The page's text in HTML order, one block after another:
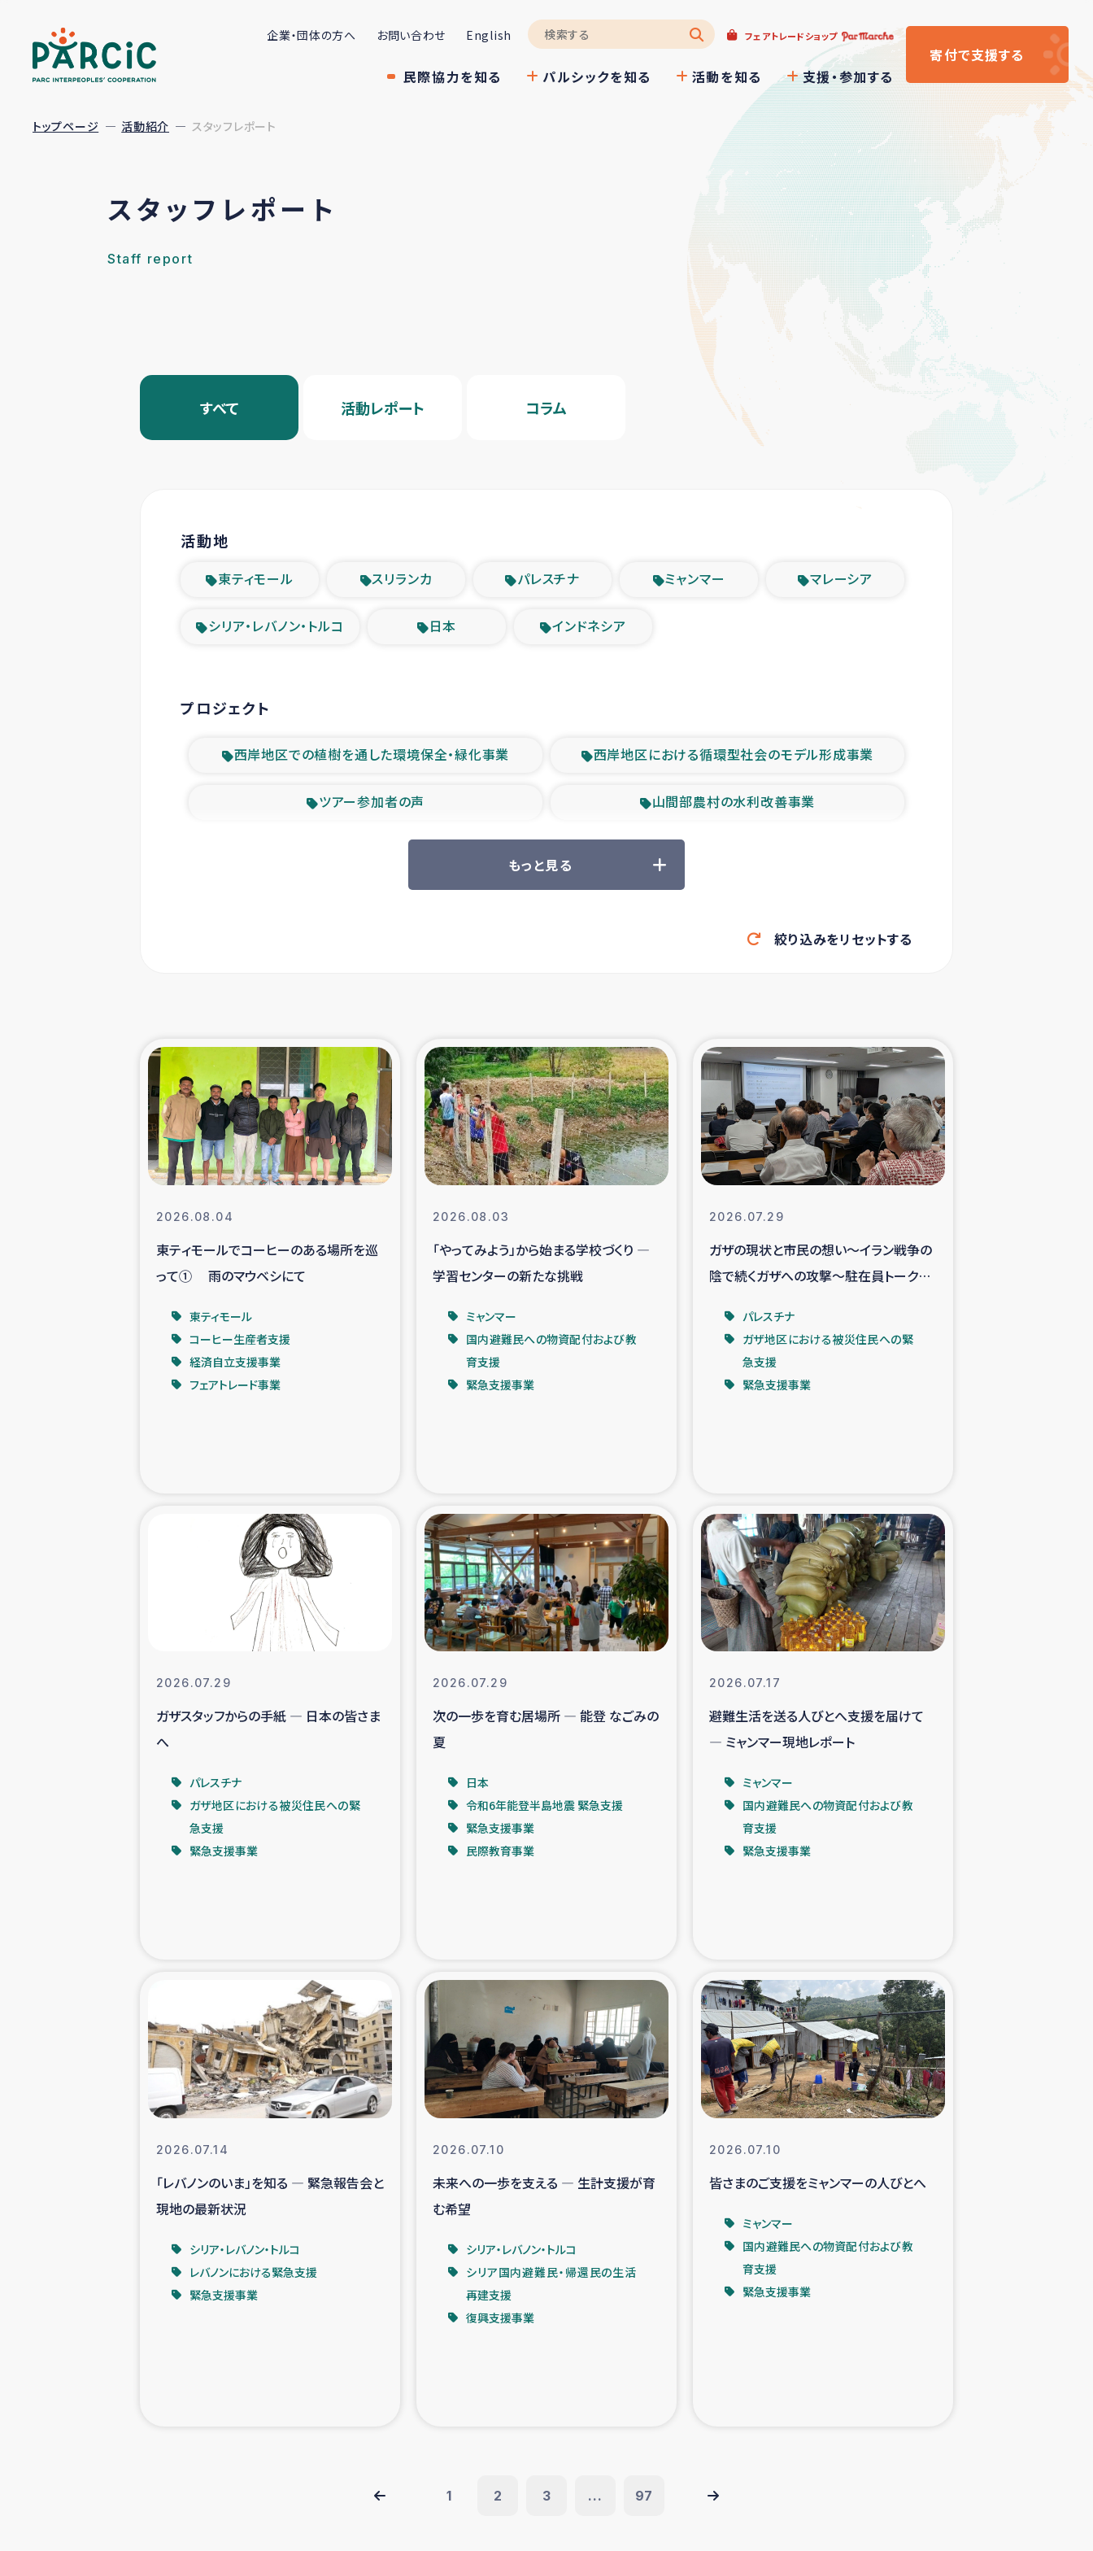
企業・団体の方へ お問い合わせ English フェアトレードショップ
民際協力を知る パルシックを知る 活動を知る 支援・参加する
寄付で支援する
トップページ 活動紹介 スタッフレポート
スタッフレポート
Staff report
すべて 活動レポート コラム
活動地
東ティモール スリランカ パレスチナ ミャンマー マレーシア
シリア・レバノン・トルコ 日本 インドネシア
プロジェクト
西岸地区での植樹を通した環境保全・緑化事業 西岸地区における循環型社会のモデル形成事業
ツアー参加者の声 山間部農村の水利改善事業
緊急救援の時代 森林保全型農業の支援事業
東ティモール豪雨緊急支援 大雨による洪水被災者支援
シリア国内避難民・帰還民の生活再建支援
スリランカ 緊急人道支援 スリランカ南部洪水被災者支援
スリランカの南北女性をつなぐサリー・リサイクル・プロジ
ェクト
復興支援事業
ガザ人道支援 令和6年能登半島地震 緊急支援
タイ国境ミャンマー移民子ども支援 漁民によるマングローブ植林活動
レバノンでのシリア難民への食糧・越冬支援 レバノンにおける緊急支援
石巻市街地在宅被災者支援 復興応援隊の活動
仮設住宅生活支援・農業復興支援 漁業復興支援
インターン・ボランティア日誌 経済自立支援事業
ガザ空爆被災者への食料支援と農家生産支援
ガザ地区における羊の畜産支援 ガザ地区での公園の緑化を通じた支援事業
ふりかけ普及と食生活改善による栄養改善事業 フェアトレード事業
コーヒー生産者支援 アイナロ県マウベシ郡でのコーヒー畑改善事業
ベイルート大規模爆発被災者支援 女性の生計向上支援
アグロフォレストリー（カカオ）事業
もっと見る
絞り込みをリセットする
2026.08.04
東ティモールでコーヒーのある場所を巡
って① 雨のマウベシにて
東ティモール
コーヒー生産者支援
経済自立支援事業
フェアトレード事業
2026.08.03
「やってみよう」から始まる学校づくり ―
学習センターの新たな挑戦
ミャンマー
国内避難民への物資配付および教
育支援
緊急支援事業
2026.07.29
ガザの現状と市民の想い～イラン戦争の
陰で続くガザへの攻撃～駐在員トークイ
パレスチナ
ガザ地区における被災住民への緊
急支援
緊急支援事業
2026.07.29
ガザスタッフからの手紙 ― 日本の皆さま
へ
パレスチナ
ガザ地区における被災住民への緊
急支援
緊急支援事業
2026.07.29
次の一歩を育む居場所 ― 能登 なごみの
夏
日本
令和6年能登半島地震 緊急支援
緊急支援事業
民際教育事業
2026.07.17
避難生活を送る人びとへ支援を届けて
― ミャンマー現地レポート
ミャンマー
国内避難民への物資配付および教
育支援
緊急支援事業
2026.07.14
「レバノンのいま」を知る ― 緊急報告会と
現地の最新状況
シリア・レバノン・トルコ
レバノンにおける緊急支援
緊急支援事業
2026.07.10
未来への一歩を支える ― 生計支援が育
む希望
シリア・レバノン・トルコ
シリア国内避難民・帰還民の生活
再建支援
復興支援事業
2026.07.10
皆さまのご支援をミャンマーの人びとへ
ミャンマー
国内避難民への物資配付および教
育支援
緊急支援事業
1 2 3 ... 97